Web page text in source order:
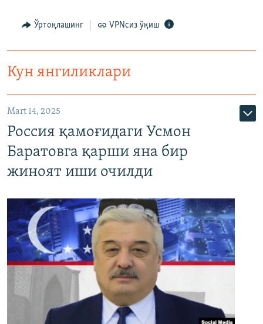
Ўртоқлашинг VPNсиз ўқиш
Кун янгиликлари
Mart 14, 2025
Россия қамоғидаги Усмон
Баратовга қарши яна бир
жиноят иши очилди